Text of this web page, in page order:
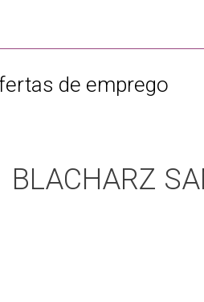
de emprego
BLACHARZ